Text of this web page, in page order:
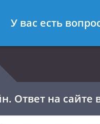
делам
Ответ на сайте
У вас есть